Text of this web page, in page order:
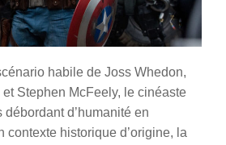
habile de Joss Whedon,
Stephen McFeely, le cinéaste
d’humanité en
contexte historique d’origine, la